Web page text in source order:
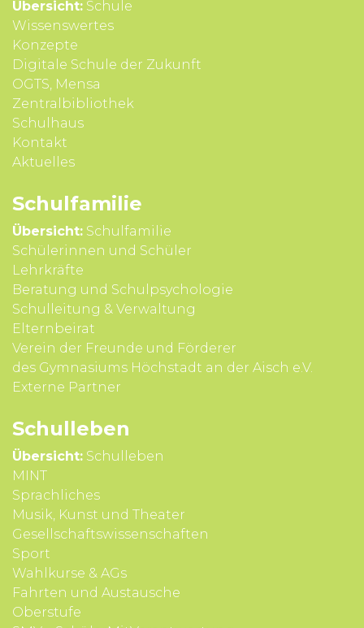
Übersicht: Schule
Wissens­wertes
Konzepte
Digitale Schule der Zukunft
OGTS, Mensa
Zentralbibliothek
Schulhaus
Kontakt
Aktuelles
Schul­familie
Übersicht: Schulfamilie
Schülerinnen und Schüler
Lehrkräfte
Beratung und Schul­psycho­logie
Schul­leitung & Verwal­tung
Eltern­beirat
Verein der Freunde und Förderer
des Gymnasiums Höchstadt an der Aisch e.V.
Externe Partner
Schul­leben
Übersicht: Schulleben
MINT
Sprach­liches
Musik, Kunst und Theater
Gesell­schafts­wissen­schaften
Sport
Wahl­kurse & AGs
Fahrten und Aus­tausche
Ober­stufe